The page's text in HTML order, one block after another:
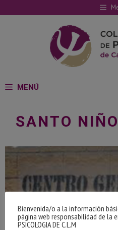
al
MENÚ
SANTO NIÑO
Bienvenida/o a la información
página web responsabilidad de la
PSICOLOGIA DE C.L.M